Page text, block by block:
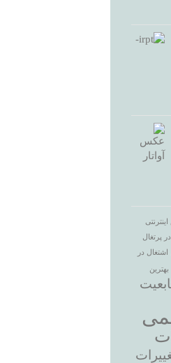
پرتغال
اشتغال در
بهترین